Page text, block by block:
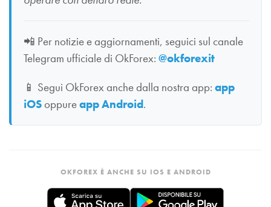
📲 Per notizie e aggiornamenti, seguici sul canale
Telegram ufficiale di OkForex: @okforexit
📱 Segui OkForex anche dalla nostra app: app
iOSoppureapp Android.
OKFOREX È ANCHE SU IOS E ANDROID